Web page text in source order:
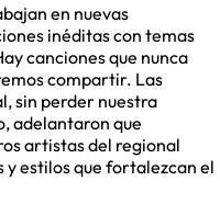
en nuevas
inéditas con temas
canciones que nunca
compartir. Las
sin perder nuestra
adelantaron que
artistas del regional
y estilos que fortalezcan el